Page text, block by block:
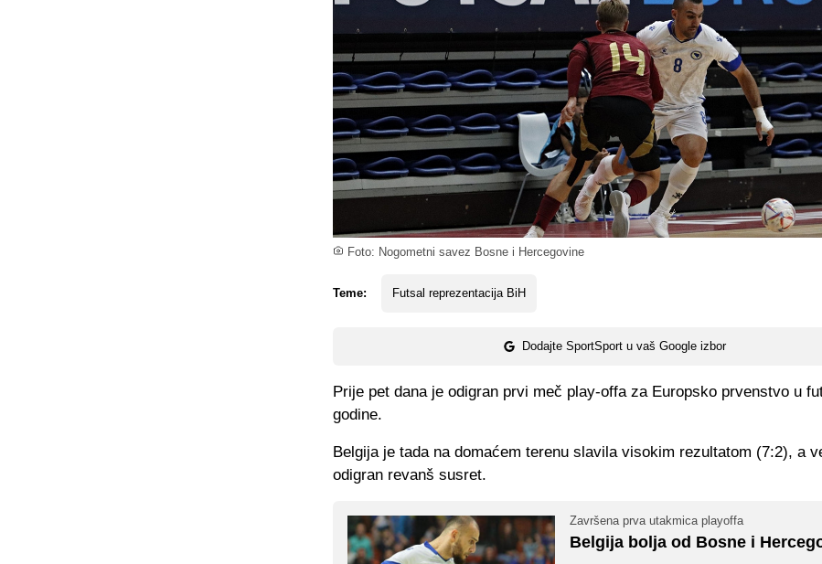
Foto: Nogometni savez Bosne i Hercegovine
Teme: Futsal reprezentacija BiH
Dodajte SportSport u vaš Google izbor
Prije pet dana je odigran prvi meč play-offa za Europsko prvenstvo u
godine.
Belgija je tada na domaćem terenu slavila visokim rezultatom (7:2), a
odigran revanš susret.
Završena prva utakmica playoffa
Belgija bolja od Bosne i